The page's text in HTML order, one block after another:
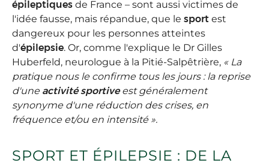
épileptiques de France – sont aussi victimes de
l'idée fausse, mais répandue, que le sport est
dangereux pour les personnes atteintes
d'épilepsie. Or, comme l'explique le Dr Gilles
Huberfeld, neurologue à la Pitié-Salpêtrière, « La
pratique nous le confirme tous les jours : la reprise
d'une activité sportiveest généralement
synonyme d'une réduction des crises, en
fréquence et/ou en intensité ».
SPORT ET ÉPILEPSIE : DE LA